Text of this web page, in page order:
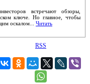
встречают обзоры,
ключе. Но главное, чтобы
оскалом... Читать
RSS